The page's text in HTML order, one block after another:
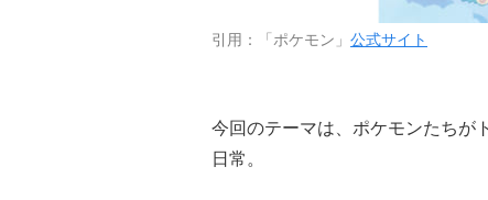
引用：「ポケモン」 公式サイト
今回のテーマは、ポケモンたちが
日常。